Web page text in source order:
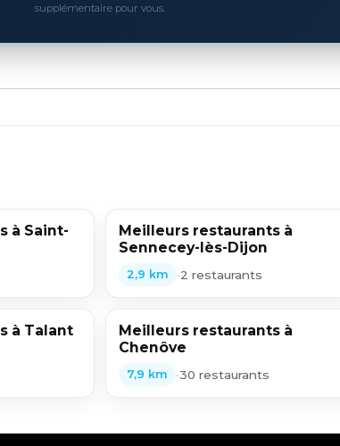
supplémentaire pour vous.
à Saint-
Meilleurs restaurants à
Sennecey-lès-Dijon
2,9 km •2 restaurants
à Talant
Meilleurs restaurants à
Chenôve
7,9 km •30 restaurants